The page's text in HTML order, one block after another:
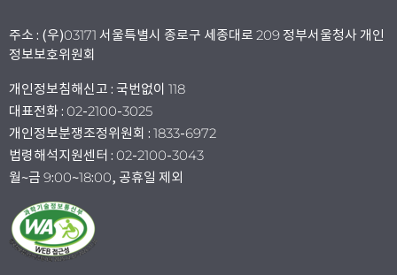
주소 : (우)03171 서울특별시 종로구 세종대로 209 정부서울청사 개인
정보보호위원회
개인정보침해신고 : 국번없이 118
대표전화 : 02-2100-3025
개인정보분쟁조정위원회 : 1833-6972
법령해석지원센터 : 02-2100-3043
월~금 9:00~18:00, 공휴일 제외